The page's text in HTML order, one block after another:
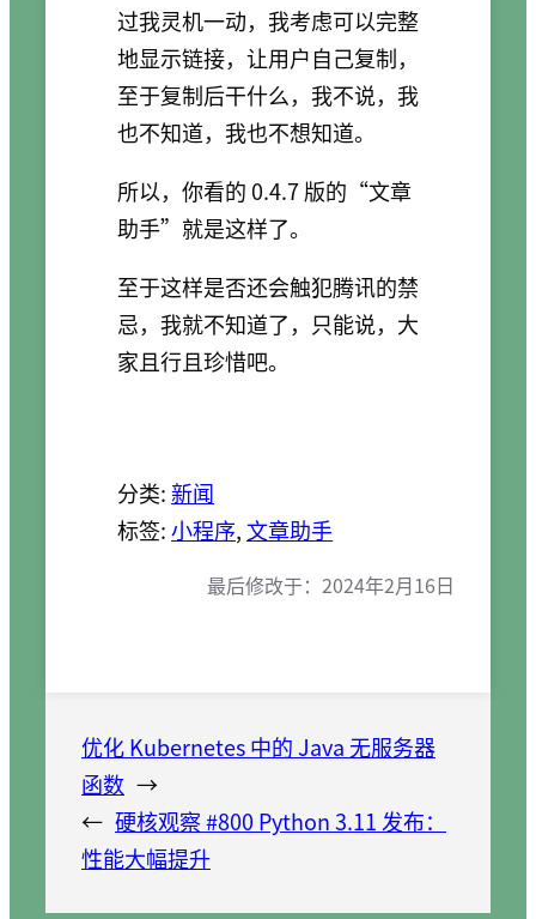
过我灵机一动，我考虑可以完整
地显示链接，让用户自己复制，
至于复制后干什么，我不说，我
也不知道，我也不想知道。
所以，你看的 0.4.7 版的“文章
助手”就是这样了。
至于这样是否还会触犯腾讯的禁
忌，我就不知道了，只能说，大
家且行且珍惜吧。
分类:新闻
标签:小程序, 文章助手
最后修改于： 2024年2月16日
优化 Kubernetes 中的 Java 无服务器
函数 →
← 硬核观察 #800 Python 3.11 发布：
性能大幅提升